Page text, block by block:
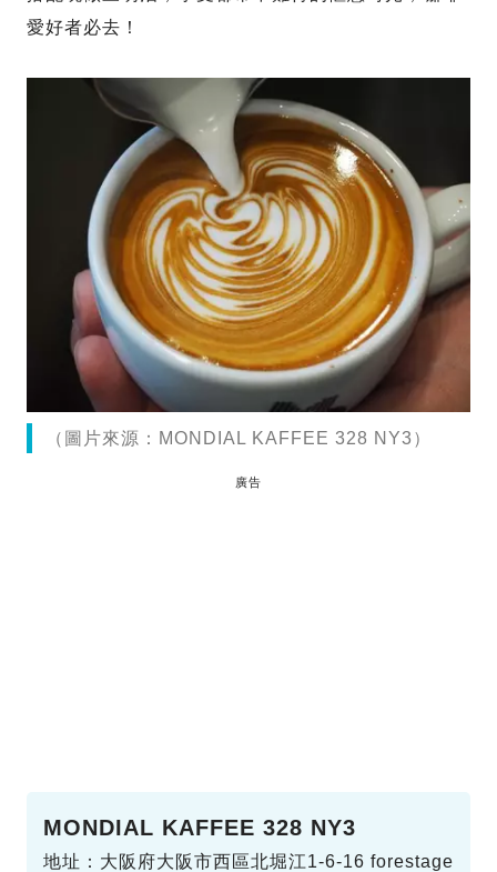
愛好者必去！
（圖片來源：MONDIAL KAFFEE 328 NY3）
廣告
MONDIAL KAFFEE 328 NY3
地址：大阪府大阪市西區北堀江1-6-16 forestage